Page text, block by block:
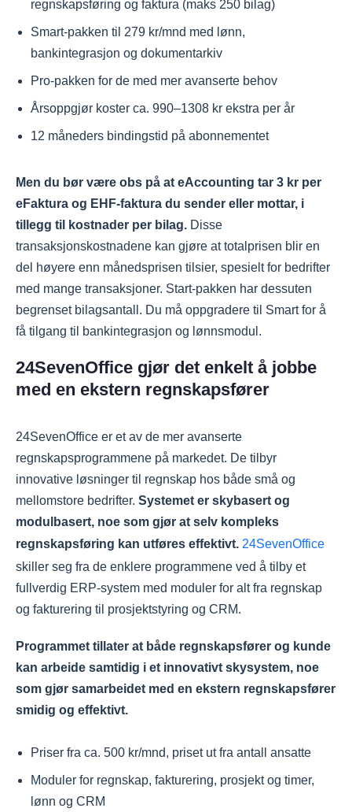
regnskapsføring og faktura (maks 250 bilag)
Smart-pakken til 279 kr/mnd med lønn,
bankintegrasjon og dokumentarkiv
Pro-pakken for de med mer avanserte behov
Årsoppgjør koster ca. 990–1308 kr ekstra per år
12 måneders bindingstid på abonnementet
Men du bør være obs på at eAccounting tar 3 kr per
eFaktura og EHF-faktura du sender eller mottar, i
tillegg til kostnader per bilag. Disse
transaksjonskostnadene kan gjøre at totalprisen blir en
del høyere enn månedsprisen tilsier, spesielt for bedrifter
med mange transaksjoner. Start-pakken har dessuten
begrenset bilagsantall. Du må oppgradere til Smart for å
få tilgang til bankintegrasjon og lønnsmodul.
24SevenOffice gjør det enkelt å jobbe
med en ekstern regnskapsfører
24SevenOffice er et av de mer avanserte
regnskapsprogrammene på markedet. De tilbyr
innovative løsninger til regnskap hos både små og
mellomstore bedrifter. Systemet er skybasert og
modulbasert, noe som gjør at selv kompleks
regnskapsføring kan utføres effektivt. 24SevenOffice
skiller seg fra de enklere programmene ved å tilby et
fullverdig ERP-system med moduler for alt fra regnskap
og fakturering til prosjektstyring og CRM.
Programmet tillater at både regnskapsfører og kunde
kan arbeide samtidig i et innovativt skysystem, noe
som gjør samarbeidet med en ekstern regnskapsfører
smidig og effektivt.
Priser fra ca. 500 kr/mnd, priset ut fra antall ansatte
Moduler for regnskap, fakturering, prosjekt og timer,
lønn og CRM